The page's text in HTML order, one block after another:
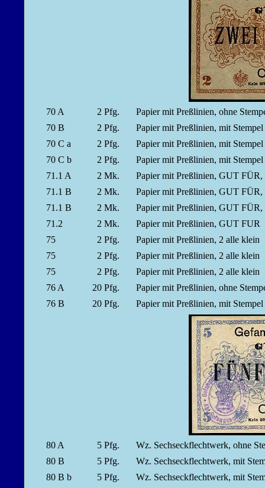
70 A 2 Pfg.
Papier mit Preßlinien, ohne
70 B
2 Pfg.
Papier mit Preßlinien, mit
70 C a
2 Pfg.
Papier mit Preßlinien, mit
70 C b
2 Pfg.
Papier mit Preßlinien, mit
71.1 A
2 Mk.
Papier mit Preßlinien, GUT
71.1 B
2 Mk.
Papier mit Preßlinien, GUT
71.1 B
2 Mk.
Papier mit Preßlinien, GUT
71.2
2 Mk.
Papier mit Preßlinien, GUT
75
2 Pfg.
Papier mit Preßlinien, 2 alle
75
2 Pfg.
Papier mit Preßlinien, 2 alle
75
2 Pfg.
Papier mit Preßlinien, 2 alle
76 A
20 Pfg.
Papier mit Preßlinien, ohne
76 B
20 Pfg. Papier mit Preßlinien, mit
80 A 5 Pfg.
Wz. Sechseckflechtwerk, ohne
80 B
5 Pfg.
Wz. Sechseckflechtwerk, mit
80 B b
5 Pfg.
Wz. Sechseckflechtwerk, mit